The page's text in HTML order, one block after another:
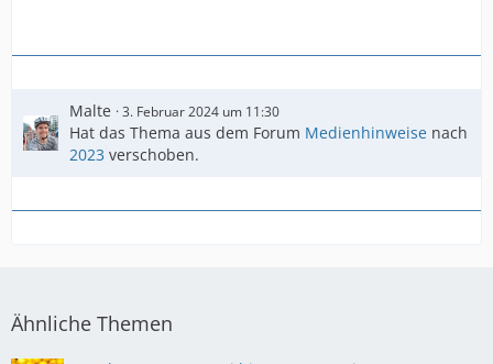
Malte 3. Februar 2024 um 11:30
Hat das Thema aus dem Forum Medienhinweise nach
2023 verschoben.
Ähnliche Themen